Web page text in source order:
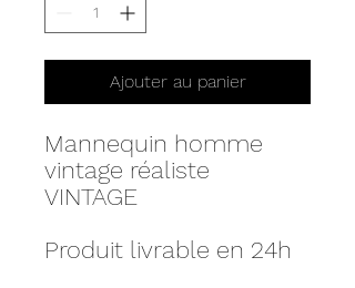
Ajouter au panier
Mannequin homme
vintage réaliste
VINTAGE
Produit livrable en 24h